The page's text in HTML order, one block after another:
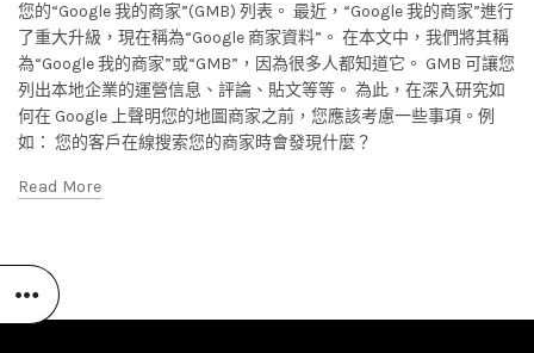
您的“Google 我的商家”(GMB) 列表。 最近，“Google 我的商家”進行
了重大升級，現在稱為“Google 商家資料”。 在本文中，我們將其稱
為“Google 我的商家”或“GMB”，因為很多人都知道它。 GMB 可讓您
列出本地企業的運營信息、評論、貼文等等。 為此，在深入研究如
何在 Google 上聲明您的地圖商家之前，您應該考慮一些事項。例
如： 您的客戶在線搜索您的商家時會發現什麼？
Read More